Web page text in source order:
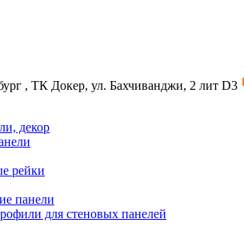
, ТК Докер, ул. Бахчиванджи, 2 лит D3
декор
рейки
панели
для стеновых панелей